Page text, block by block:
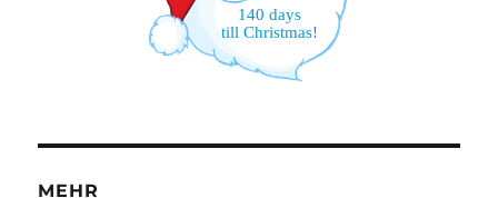
140 days
till Christmas!
MEHR